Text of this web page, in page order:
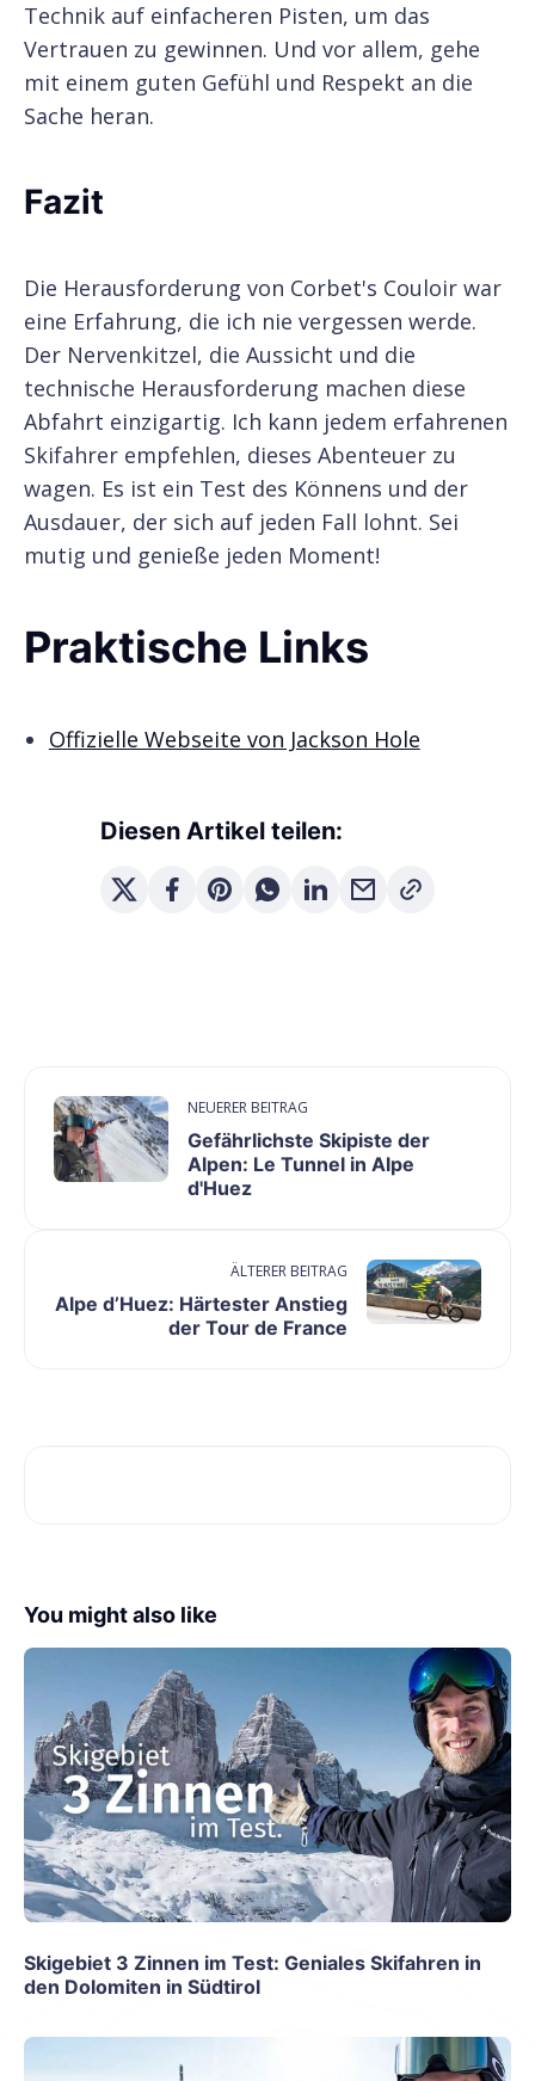
Technik auf einfacheren Pisten, um das
Vertrauen zu gewinnen. Und vor allem, gehe
mit einem guten Gefühl und Respekt an die
Sache heran.
Fazit
Die Herausforderung von Corbet's Couloir war
eine Erfahrung, die ich nie vergessen werde.
Der Nervenkitzel, die Aussicht und die
technische Herausforderung machen diese
Abfahrt einzigartig. Ich kann jedem erfahrenen
Skifahrer empfehlen, dieses Abenteuer zu
wagen. Es ist ein Test des Könnens und der
Ausdauer, der sich auf jeden Fall lohnt. Sei
mutig und genieße jeden Moment!
Praktische Links
Offizielle Webseite von Jackson Hole
Diesen Artikel teilen:
NEUERER BEITRAG
Gefährlichste Skipiste der
Alpen: Le Tunnel in Alpe
d'Huez
ÄLTERER BEITRAG
Alpe d’Huez: Härtester Anstieg
der Tour de France
You might also like
Skigebiet 3 Zinnen im Test: Geniales Skifahren in
den Dolomiten in Südtirol